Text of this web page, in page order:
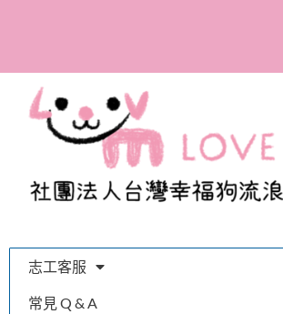
參與助養計畫，成為
狗協會的愛媽愛爸！
志工客服
常見 Q & A